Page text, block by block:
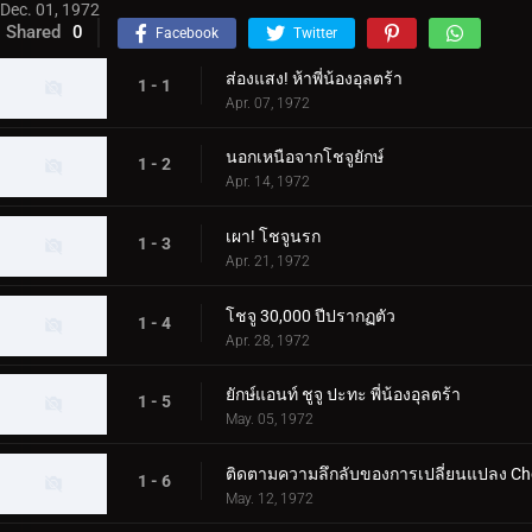
Dec. 01, 1972
Shared 0 Facebook Twitter
1 - 1 ส่องแสง! ห้าพี่น้องอุลตร้า
Apr. 07, 1972
1 - 2 นอกเหนือจากโชจูยักษ์
Apr. 14, 1972
1 - 3 เผา! โชจูนรก
Apr. 21, 1972
1 - 4 โชจู 30,000 ปีปรากฏตัว
Apr. 28, 1972
1 - 5 ยักษ์แอนท์ ชูจู ปะทะ พี่น้องอุลตร้า
May. 05, 1972
1 - 6 ติดตามความลึกลับของการเปลี่ยนแปลง
May. 12, 1972